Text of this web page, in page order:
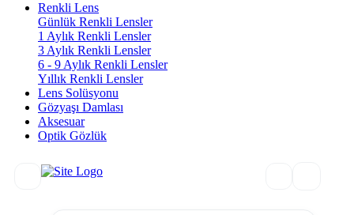
Renkli Lens
Günlük Renkli Lensler
1 Aylık Renkli Lensler
3 Aylık Renkli Lensler
6 - 9 Aylık Renkli Lensler
Yıllık Renkli Lensler
Lens Solüsyonu
Gözyaşı Damlası
Aksesuar
Optik Gözlük